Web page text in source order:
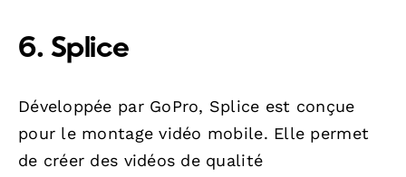
6. Splice
Développée par GoPro, Splice est conçue
pour le montage vidéo mobile. Elle permet
de créer des vidéos de qualité